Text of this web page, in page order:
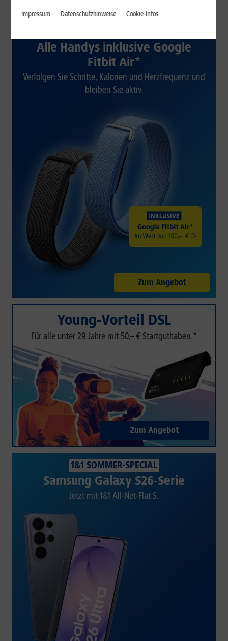
Alle Handys inklusive Google
Fitbit Air*
Verfolgen Sie Schritte, Kalorien und Herzfrequenz und
bleiben Sie aktiv.
Zum Angebot
Young-Vorteil DSL
Für alle unter 29 Jahre mit 50,– € Startguthaben.*
Zum Angebot
1&1 SOMMER-SPECIAL
Samsung Galaxy S26-Serie
Jetzt mit 1&1 All-Net-Flat S.
Impressum Datenschutzhinweise Cookie-Infos